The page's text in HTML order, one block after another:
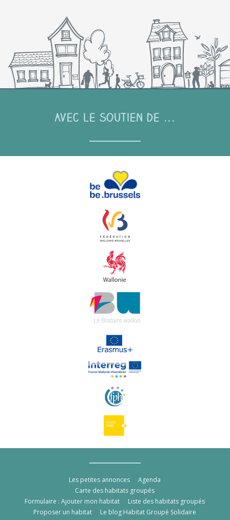
Avec le soutien de ...
Les petites annonces
Agenda
Carte des habitats groupés
Formulaire : Ajouter mon habitat
Liste des habitats groupés
Proposer un habitat
Le blog Habitat Groupé Solidaire